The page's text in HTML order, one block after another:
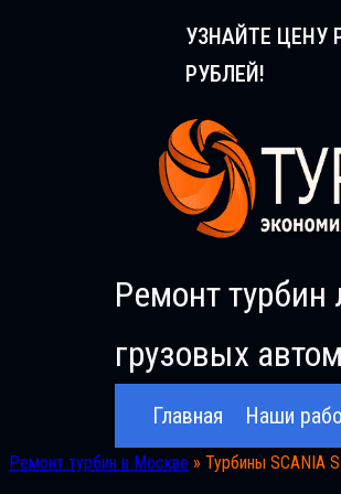
УЗНАЙТЕ ЦЕНУ
РУБЛЕЙ!
Ремонт турбин
грузовых
Главная Наши
Ремонт турбин в Москве » Турбины SCANIA